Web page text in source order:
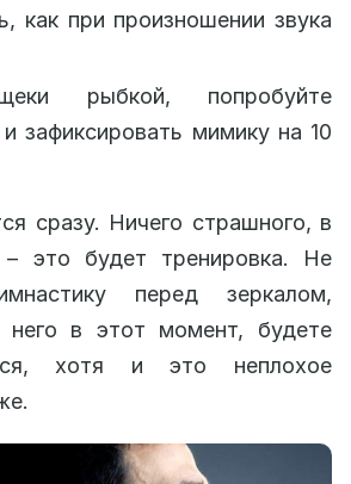
как при произношении звука
рыбкой, попробуйте
зафиксировать мимику на 10
сразу. Ничего страшного, в
это будет тренировка. Не
перед зеркалом,
в этот момент, будете
хотя и это неплохое